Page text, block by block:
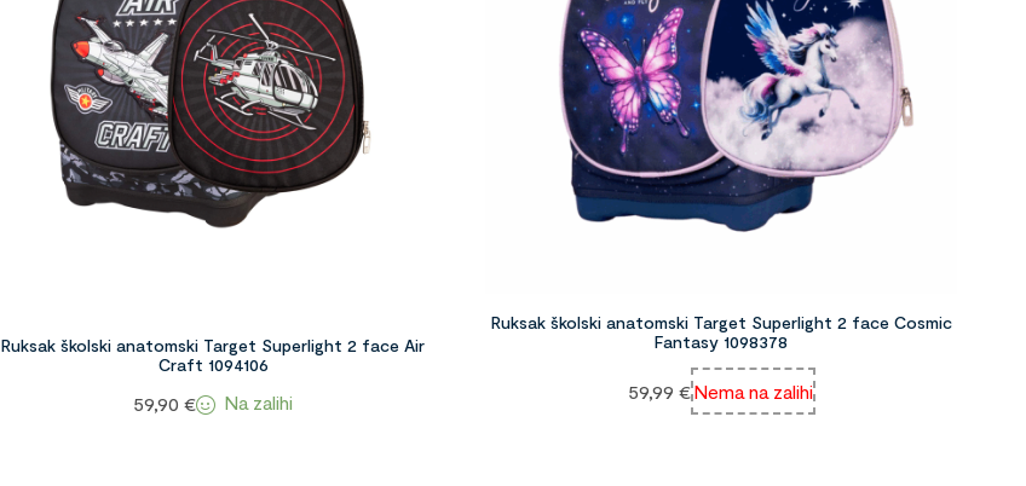
Ruksak školski anatomski Target Superlight 2 face Air
Craft 1094106
59,90 € Na zalihi
Ruksak školski anatomski Target Superlight 2 face Cosmic
Fantasy 1098378
59,99 €Nema na zalihi